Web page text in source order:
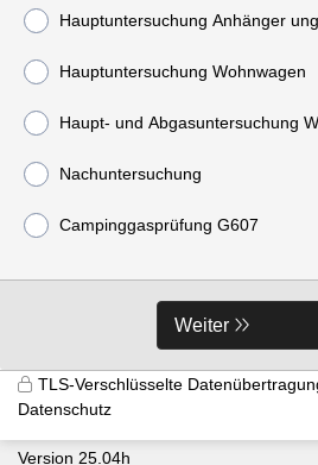
Hauptuntersuchung Anhänger
Hauptuntersuchung Wohnwagen
Haupt- und Abgasuntersuchung
Nachuntersuchung
Campinggasprüfung G607
Weiter
TLS-Verschlüsselte
Datenschutz
Version 25.04h